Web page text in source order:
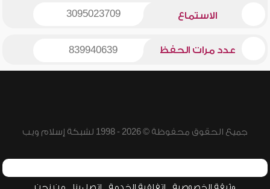
الاستماع 3095023709
عدد مرات الحفظ 839940639
جميع الحقوق محفوظة © 2026 - 1998 لشبكة إسلام ويب
وثيقة الخصوصية اتفاقية الخدمة اتصل بنا من نحن